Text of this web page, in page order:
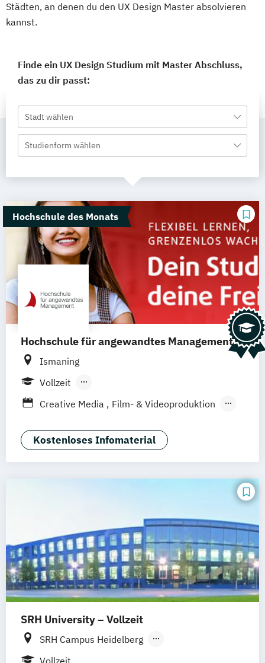
Städten, an denen du den UX Design Master absolvieren
kannst.
Finde ein UX Design Studium mit Master Abschluss,
das zu dir passt:
Stadt wählen
Studienform wählen
Hochschule des Monats
Hochschule für angewandtes Management
Ismaning
Vollzeit
Berufsbegleitendes Präsenzstudium
Creative Media
Film- & Videoproduktion
Media Studies Medienmanagement
Medienpsychologie Musikproduktion
Kostenloses Infomaterial
SRH University – Vollzeit
SRH Campus Heidelberg
SRH Campus Berlin
Vollzeit